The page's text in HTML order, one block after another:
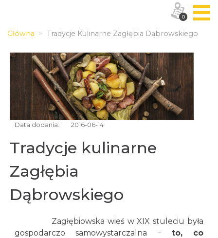
Główna Tradycje Kulinarne Zagłębia Dąbrowskiego
Data dodania: 2016-06-14
Tradycje kulinarne
Zagłębia
Dąbrowskiego
Zagłębiowska wieś w XIX stuleciu była
gospodarczo samowystarczalna − to, co
0